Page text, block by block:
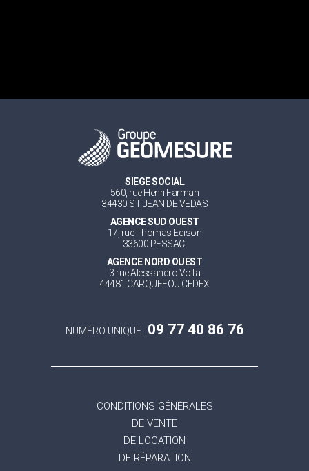
SIEGE SOCIAL
560, rue Henri Farman
34430 ST JEAN DE VEDAS
AGENCE SUD OUEST
17, rue Thomas Edison
33600 PESSAC
AGENCE NORD OUEST
3 rue Alessandro Volta
44481 CARQUEFOU CEDEX
NUMÉRO UNIQUE : 09 77 40 86 76
CONDITIONS GÉNÉRALES
DE VENTE
DE LOCATION
DE RÉPARATION